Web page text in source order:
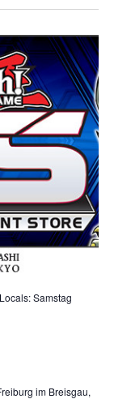
Samstag
im Breisgau,